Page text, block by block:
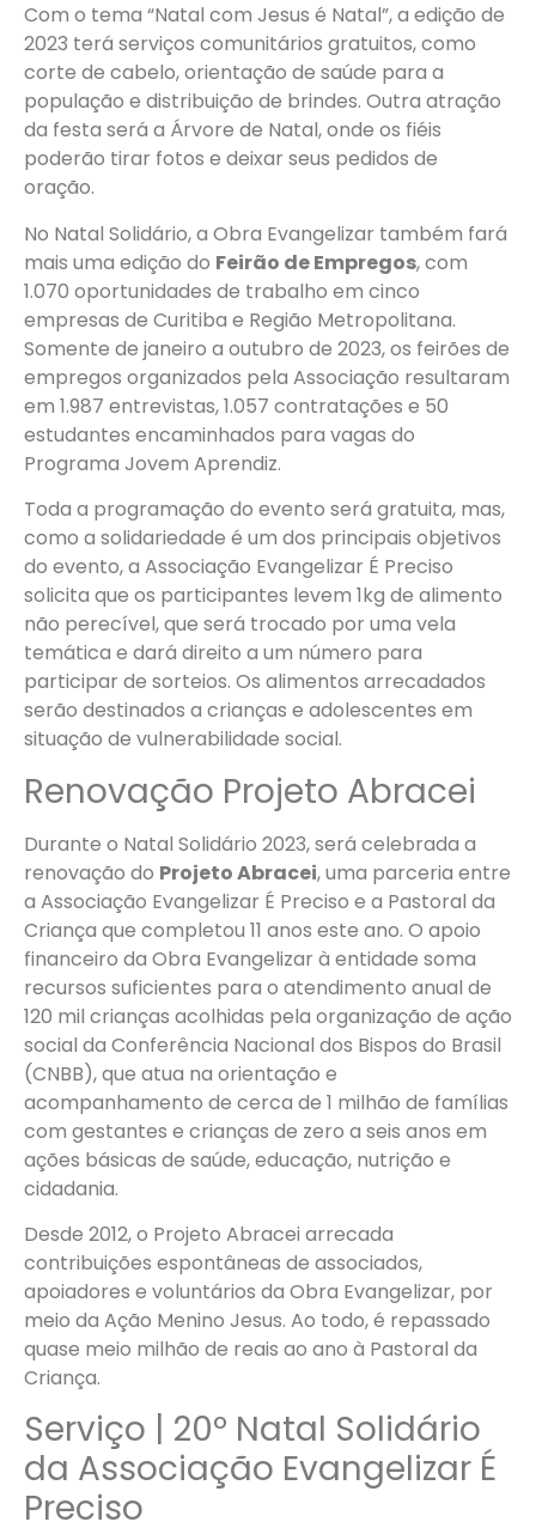
Com o tema “Natal com Jesus é Natal”, a edição de
2023 terá serviços comunitários gratuitos, como
corte de cabelo, orientação de saúde para a
população e distribuição de brindes. Outra atração
da festa será a Árvore de Natal, onde os fiéis
poderão tirar fotos e deixar seus pedidos de
oração.
No Natal Solidário, a Obra Evangelizar também fará
mais uma edição do Feirão de Empregos, com
1.070 oportunidades de trabalho em cinco
empresas de Curitiba e Região Metropolitana.
Somente de janeiro a outubro de 2023, os feirões de
empregos organizados pela Associação resultaram
em 1.987 entrevistas, 1.057 contratações e 50
estudantes encaminhados para vagas do
Programa Jovem Aprendiz.
Toda a programação do evento será gratuita, mas,
como a solidariedade é um dos principais objetivos
do evento, a Associação Evangelizar É Preciso
solicita que os participantes levem 1kg de alimento
não perecível, que será trocado por uma vela
temática e dará direito a um número para
participar de sorteios. Os alimentos arrecadados
serão destinados a crianças e adolescentes em
situação de vulnerabilidade social.
Renovação Projeto Abracei
Durante o Natal Solidário 2023, será celebrada a
renovação do Projeto Abracei, uma parceria entre
a Associação Evangelizar É Preciso e a Pastoral da
Criança que completou 11 anos este ano. O apoio
financeiro da Obra Evangelizar à entidade soma
recursos suficientes para o atendimento anual de
120 mil crianças acolhidas pela organização de ação
social da Conferência Nacional dos Bispos do Brasil
(CNBB), que atua na orientação e
acompanhamento de cerca de 1 milhão de famílias
com gestantes e crianças de zero a seis anos em
ações básicas de saúde, educação, nutrição e
cidadania.
Desde 2012, o Projeto Abracei arrecada
contribuições espontâneas de associados,
apoiadores e voluntários da Obra Evangelizar, por
meio da Ação Menino Jesus. Ao todo, é repassado
quase meio milhão de reais ao ano à Pastoral da
Criança.
Serviço | 20º Natal Solidário
da Associação Evangelizar É
Preciso